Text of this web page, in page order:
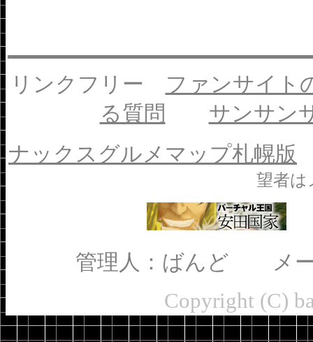
リンクフリー ファンサイト
る質問
サンサン
ナックスグルメマップ札幌版
望者は
管理人：ばんど メ
Copyright (C)